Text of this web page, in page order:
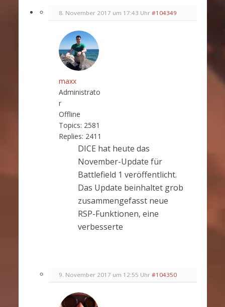
8. November 2017 um 17:43 Uhr #104349
maxx
Administrato
r
Offline
Topics: 2581
Replies: 2411
DICE hat heute das
November-Update für
Battlefield 1 veröffentlicht.
Das Update beinhaltet grob
zusammengefasst neue
RSP-Funktionen, eine
verbesserte
9. November 2017 um 12:55 Uhr #104350